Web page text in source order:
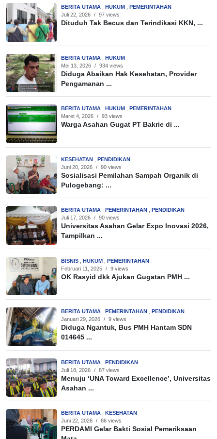
BERITA UTAMA HUKUM
PEMERINTAHAN
Juli 22, 2026 / 97 views
Dituduh Tak Becus dan Terindikasi KKN, ...
BERITA UTAMA
HUKUM
Mei 13, 2026 / 934 views
Diduga Abaikan Hak Kesehatan, Provider
Pengamanan ...
BERITA UTAMA HUKUM
PEMERINTAHAN
Maret 4, 2026 / 93 views
Warga Asahan Gugat PT Bakrie di ...
KESEHATAN
PENDIDIKAN
Juni 20, 2026 / 90 views
Sosialisasi Pemilahan Sampah Organik di
Pulogebang: ...
BERITA UTAMA PEMERINTAHAN
PENDIDIKAN
Juli 17, 2026 / 90 views
Universitas Asahan Gelar Expo Inovasi 2026,
Tampilkan ...
BISNIS HUKUM
PEMERINTAHAN
Februari 11, 2025 / 9 views
OK Rasyid dkk Ajukan Gugatan PMH ...
BERITA UTAMA PEMERINTAHAN
PENDIDIKAN
Januari 29, 2026 / 9 views
Diduga Ngantuk, Bus PMH Hantam SDN
014645 ...
BERITA UTAMA
PENDIDIKAN
Juli 18, 2026 / 87 views
Menuju ‘UNA Toward Excellence’, Universitas
Asahan ...
BERITA UTAMA
KESEHATAN
Juni 22, 2026 / 86 views
PERDAMI Gelar Bakti Sosial Pemeriksaan